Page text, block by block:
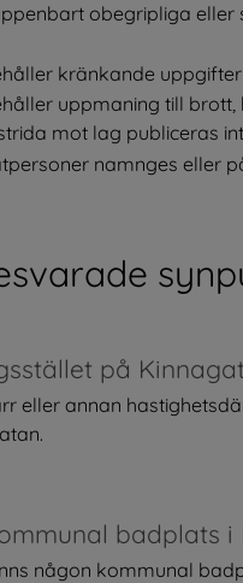
obegripliga
kränkande
uppmaning till
mot lag publiceras
namnges eller
på
eller annan
badplats i
någon kommunal